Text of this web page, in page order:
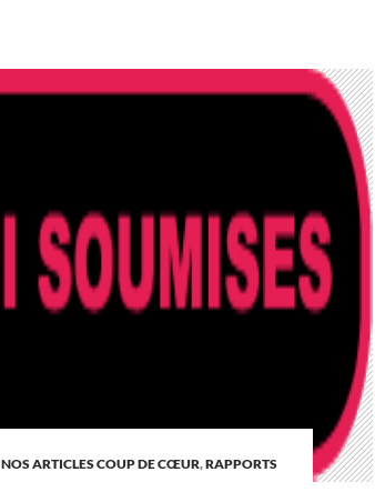
NOS ARTICLES COUP DE CŒUR,RAPPORTS